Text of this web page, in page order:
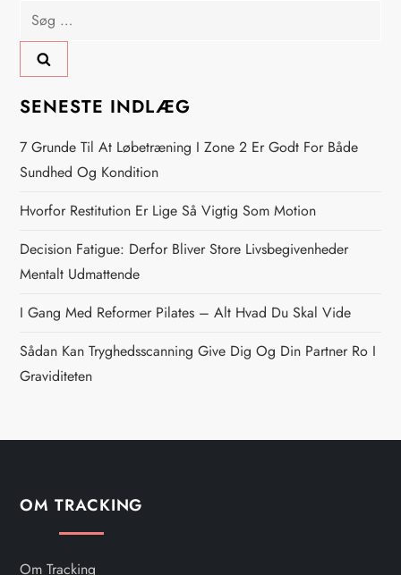
æ
g
s
n
a
v
i
g
a
i
o
Søg
efter:
SENESTE INDLÆG
7 Grunde Til At Løbetræning I Zone 2 Er Godt For Både
Sundhed Og Kondition
Hvorfor Restitution Er Lige Så Vigtig Som Motion
Decision Fatigue: Derfor Bliver Store Livsbegivenheder
Mentalt Udmattende
I Gang Med Reformer Pilates – Alt Hvad Du Skal Vide
Sådan Kan Tryghedsscanning Give Dig Og Din Partner Ro I
Graviditeten
OM TRACKING
Om Tracking